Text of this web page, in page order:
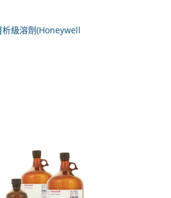
析級溶劑(Honeywell